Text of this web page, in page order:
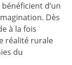
d’un
Dès
à la fois
réalité rurale
du